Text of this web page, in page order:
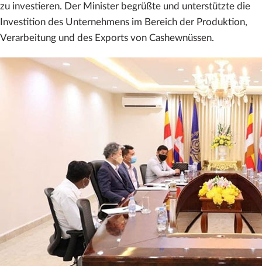
zu investieren. Der Minister begrüßte und unterstützte die
Investition des Unternehmens im Bereich der Produktion,
Verarbeitung und des Exports von Cashewnüssen.